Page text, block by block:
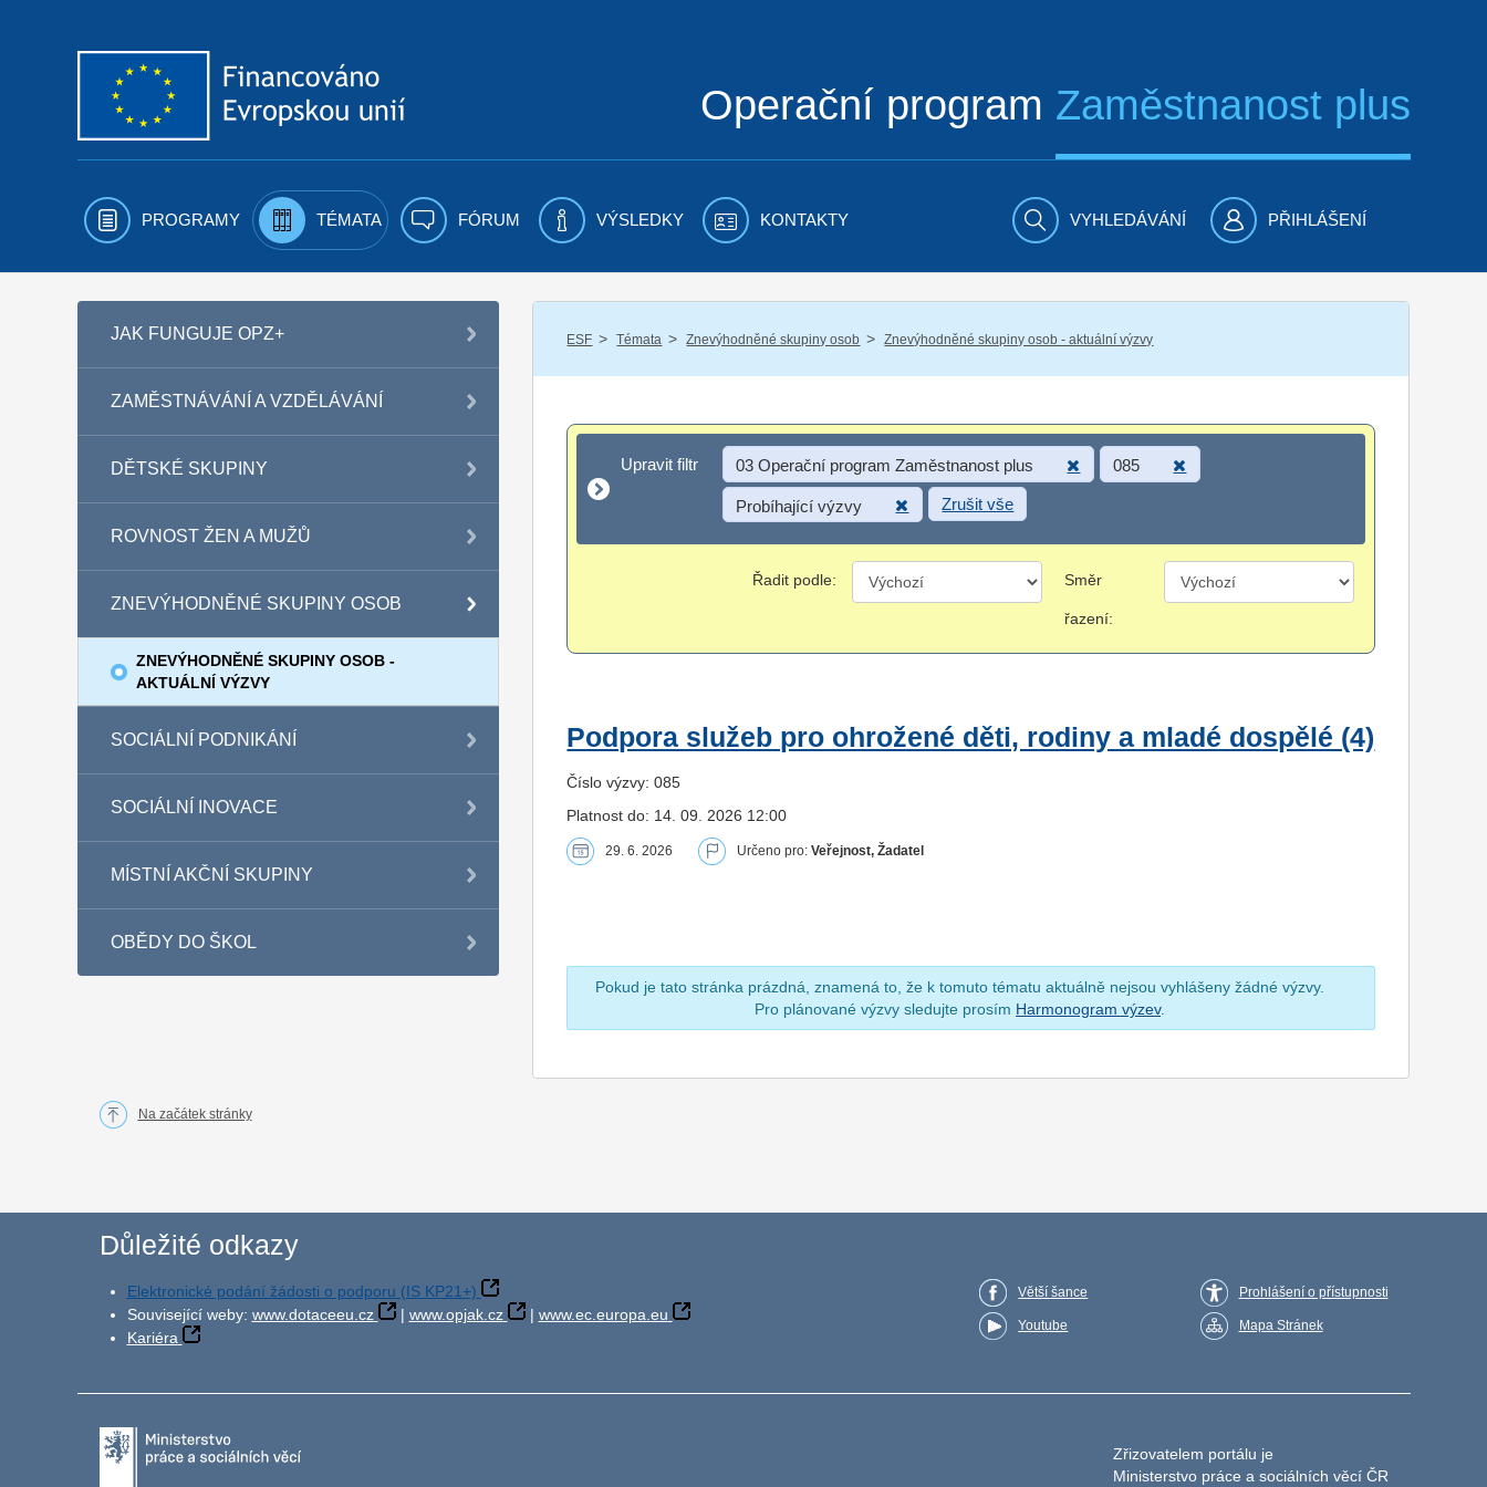
Operační program Zaměstnanost plus
PROGRAMY TÉMATA FÓRUM VÝSLEDKY KONTAKTY VYHLEDÁVÁNÍ PŘIHLÁŠENÍ
JAK FUNGUJE OPZ+
ZAMĚSTNÁVÁNÍ A VZDĚLÁVÁNÍ
DĚTSKÉ SKUPINY
ROVNOST ŽEN A MUŽŮ
ZNEVÝHODNĚNÉ SKUPINY OSOB
ZNEVÝHODNĚNÉ SKUPINY OSOB -
AKTUÁLNÍ VÝZVY
SOCIÁLNÍ PODNIKÁNÍ
SOCIÁLNÍ INOVACE
MÍSTNÍ AKČNÍ SKUPINY
OBĚDY DO ŠKOL
ESF / Témata / Znevýhodněné skupiny osob / Znevýhodněné skupiny osob - aktuální výzvy
Upravit filtr
Upravit filtr 03 Operační program Zaměstnanost plus 085
Probíhající výzvy Zrušit vše
Řadit podle: Směr
řazení:
Podpora služeb pro ohrožené děti, rodiny a mladé dospělé (4)
Číslo výzvy: 085
Platnost do: 14. 09. 2026 12:00
29. 6. 2026 Určeno pro:Veřejnost, Žadatel
Pokud je tato stránka prázdná, znamená to, že k tomuto tématu aktuálně nejsou vyhlášeny žádné výzvy.
Pro plánované výzvy sledujte prosím Harmonogram výzev.
Na začátek stránky
Důležité odkazy
Elektronické podání žádosti o podporu (IS KP21+)
Související weby: www.dotaceeu.cz | www.opjak.cz | www.ec.europa.eu
Kariéra
Větší šance
Youtube
Prohlášení o přístupnosti
Mapa Stránek
Zřizovatelem portálu je
Ministerstvo práce a sociálních věcí ČR